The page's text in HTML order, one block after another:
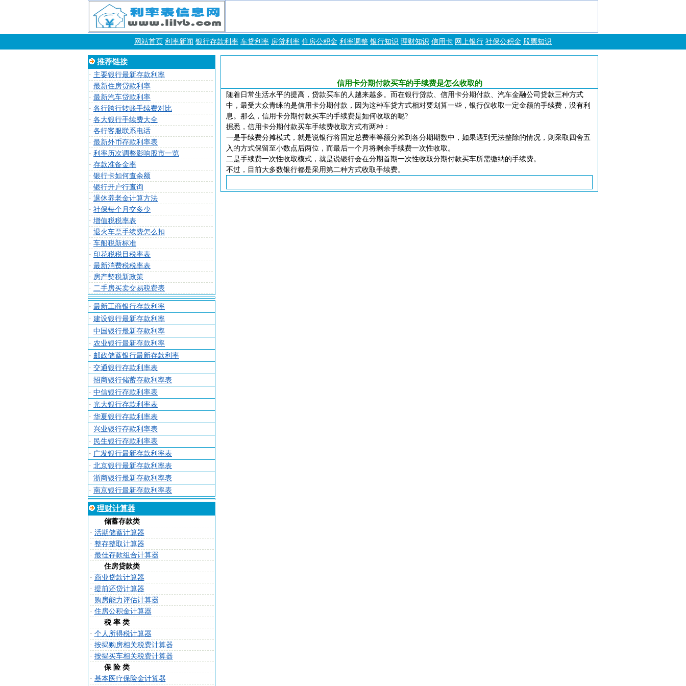
网站首页 利率新闻 银行存款利率 车贷利率 房贷利率 住房公积金 利率调整 银行知识 理财知识 信用卡 网上银行 社保公积金 股票知识
推荐链接
· 主要银行最新存款利率
· 最新住房贷款利率
· 最新汽车贷款利率
· 各行跨行转账手续费对比
· 各大银行手续费大全
· 各行客服联系电话
· 最新外币存款利率表
· 利率历次调整影响股市一览
· 存款准备金率
· 银行卡如何查余额
· 银行开户行查询
· 退休养老金计算方法
· 社保每个月交多少
· 增值税税率表
· 退火车票手续费怎么扣
· 车船税新标准
· 印花税税目税率表
· 最新消费税税率表
· 房产契税新政策
· 二手房买卖交易税费表
· 最新工商银行存款利率
· 建设银行最新存款利率
· 中国银行最新存款利率
· 农业银行最新存款利率
· 邮政储蓄银行最新存款利率
· 交通银行存款利率表
· 招商银行储蓄存款利率表
· 中信银行存款利率表
· 光大银行存款利率表
· 华夏银行存款利率表
· 兴业银行存款利率表
· 民生银行存款利率表
· 广发银行最新存款利率表
· 北京银行最新存款利率表
· 浙商银行最新存款利率表
· 南京银行最新存款利率表
理财计算器
储蓄存款类
· 活期储蓄计算器
· 整存整取计算器
· 最佳存款组合计算器
住房贷款类
· 商业贷款计算器
· 提前还贷计算器
· 购房能力评估计算器
· 住房公积金计算器
税 率 类
· 个人所得税计算器
· 按揭购房相关税费计算器
· 按揭买车相关税费计算器
保 险 类
· 基本医疗保险金计算器
信用卡分期付款买车的手续费是怎么收取的
随着日常生活水平的提高，贷款买车的人越来越多。而在银行贷款、信用卡分期付款、汽车金融公司贷款三种方式
中，最受大众青睐的是信用卡分期付款，因为这种车贷方式相对要划算一些，银行仅收取一定金额的手续费，没有利
息。那么，信用卡分期付款买车的手续费是如何收取的呢?
据悉，信用卡分期付款买车手续费收取方式有两种：
一是手续费分摊模式，就是说银行将固定总费率等额分摊到各分期期数中，如果遇到无法整除的情况，则采取四舍五
入的方式保留至小数点后两位，而最后一个月将剩余手续费一次性收取。
二是手续费一次性收取模式，就是说银行会在分期首期一次性收取分期付款买车所需缴纳的手续费。
不过，目前大多数银行都是采用第二种方式收取手续费。